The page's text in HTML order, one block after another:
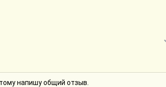
напишу общий отзыв.